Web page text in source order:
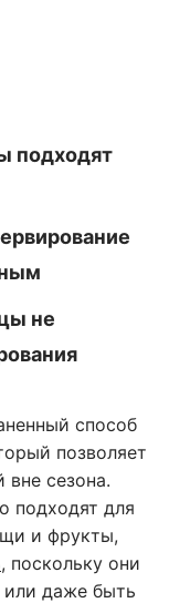
подходят
не
способ
позволяет
вне сезона.
подходят для
и фрукты,
, поскольку они
или даже быть